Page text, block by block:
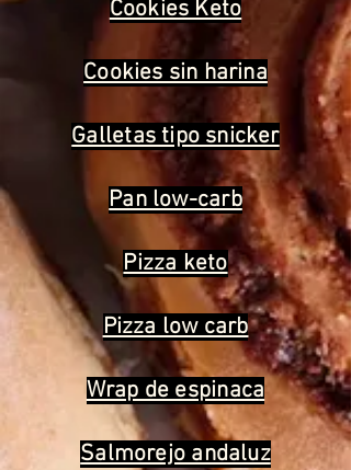
Cookies Keto
Cookies sin harina
Galletas tipo snicker
Pan low-carb
Pizza keto
Pizza low carb
Wrap de espinaca
Salmorejo andaluz